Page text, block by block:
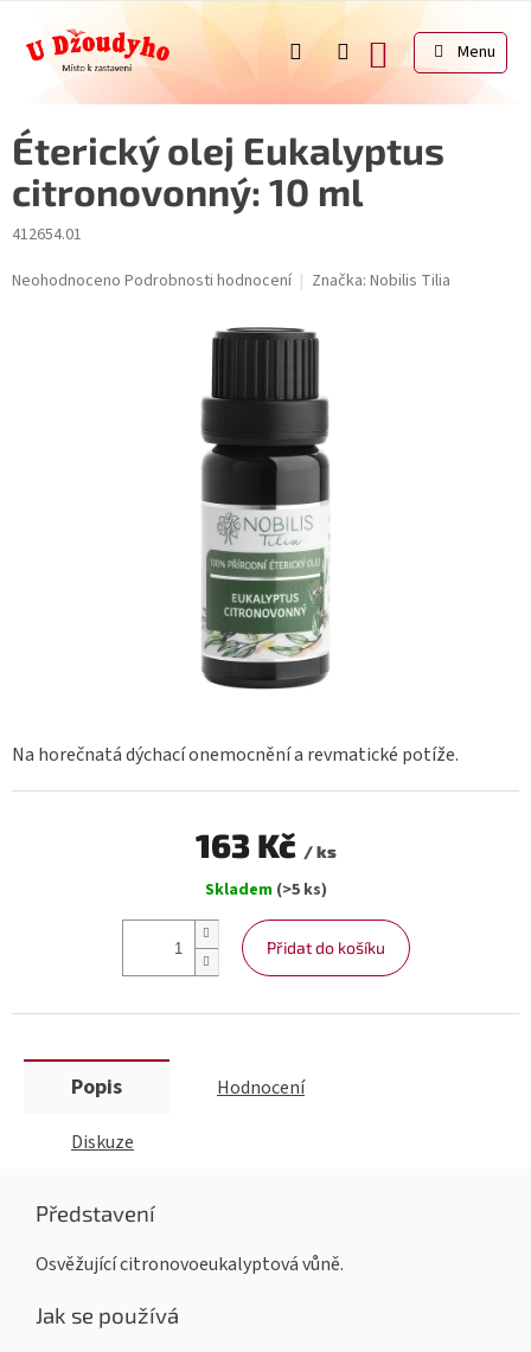
obsah
NÁKUPNÍ
KOŠÍK
Éterický olej Eukalyptus
citronovonný: 10 ml
412654.01
Průměrné
Neohodnoceno Podrobnosti hodnocení Značka: Nobilis Tilia
Na horečnatá dýchací onemocnění a revmatické potíže.
163 Kč / ks
cena:
Skladem (>5 ks)
Přidat do košíku
Popis Hodnocení
Diskuze
Představení
Osvěžující citronovoeukalyptová vůně.
Jak se používá